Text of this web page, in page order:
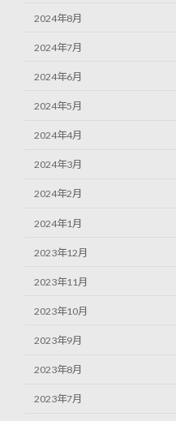
2024年8月
2024年7月
2024年6月
2024年5月
2024年4月
2024年3月
2024年2月
2024年1月
2023年12月
2023年11月
2023年10月
2023年9月
2023年8月
2023年7月